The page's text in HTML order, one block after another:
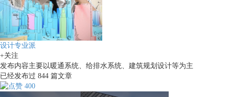
设计专业派
+关注
发布内容主要以暖通系统、给排水系统、建筑规划设计等为主
已经发布过 844 篇文章
400